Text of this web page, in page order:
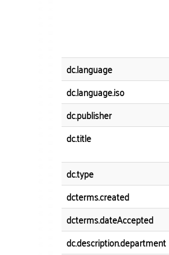
dc.language
dc.language.iso
dc.publisher
dc.title
dc.type
dcterms.created
dcterms.dateAccepted
dc.description.department